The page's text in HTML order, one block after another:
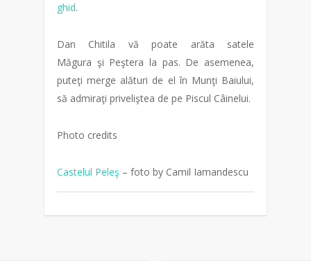
ghid.
Dan Chitila vă poate arăta satele
Măgura şi Peştera la pas. De asemenea,
puteţi merge alături de el în Munţi Baiului,
să admiraţi priveliştea de pe Piscul Câinelui.
Photo credits
Castelul Peleş – foto by Camil Iamandescu